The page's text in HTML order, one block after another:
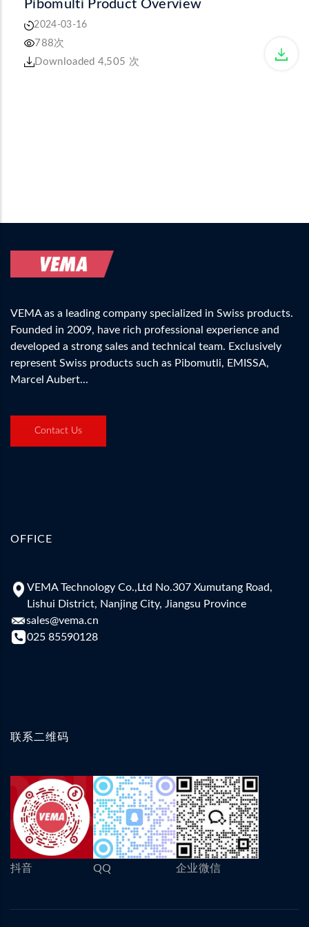
Pibomulti Product Overview
2024-03-16
788次
Downloaded 4,505 次
VEMA as a leading company specialized in Swiss products.
Founded in 2009, have rich professional experience and
developed a strong sales and technical team. Exclusively
represent Swiss products such as Pibomutli, EMISSA,
Marcel Aubert...
Contact Us
OFFICE
VEMA Technology Co.,Ltd No.307 Xumutang Road,
Lishui District, Nanjing City, Jiangsu Province
sales@vema.cn
025 85590128
联系二维码
抖音 QQ 企业微信